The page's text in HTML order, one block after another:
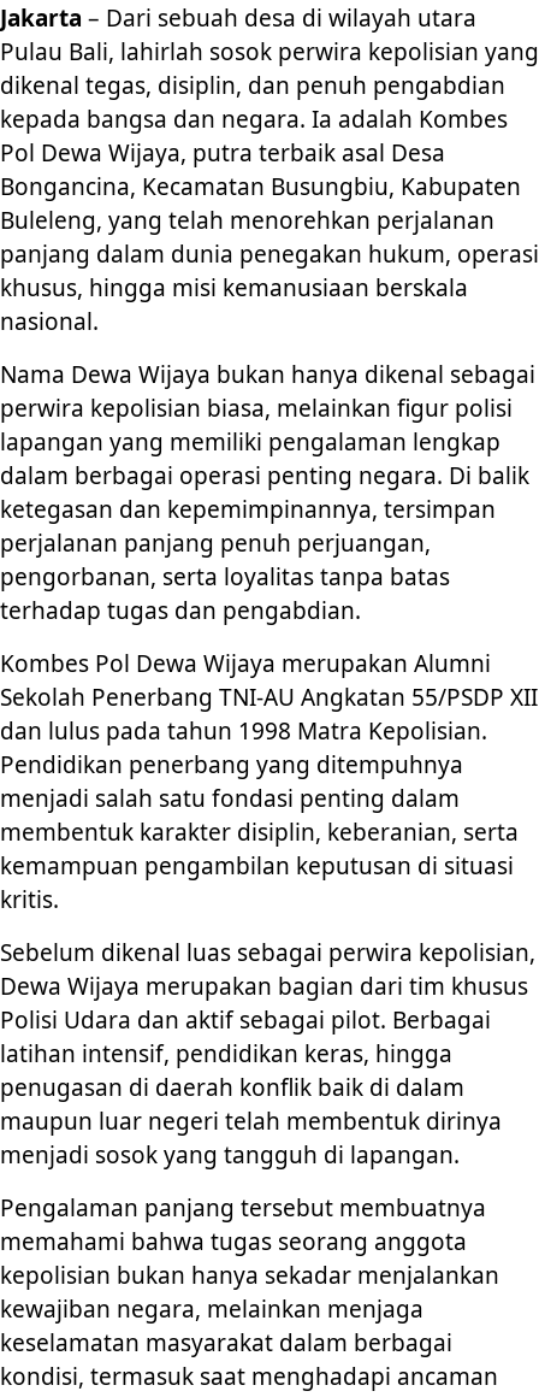
Jakarta – Dari sebuah desa di wilayah utara
Pulau Bali, lahirlah sosok perwira kepolisian yang
dikenal tegas, disiplin, dan penuh pengabdian
kepada bangsa dan negara. Ia adalah Kombes
Pol Dewa Wijaya, putra terbaik asal Desa
Bongancina, Kecamatan Busungbiu, Kabupaten
Buleleng, yang telah menorehkan perjalanan
panjang dalam dunia penegakan hukum, operasi
khusus, hingga misi kemanusiaan berskala
nasional.
Nama Dewa Wijaya bukan hanya dikenal sebagai
perwira kepolisian biasa, melainkan figur polisi
lapangan yang memiliki pengalaman lengkap
dalam berbagai operasi penting negara. Di balik
ketegasan dan kepemimpinannya, tersimpan
perjalanan panjang penuh perjuangan,
pengorbanan, serta loyalitas tanpa batas
terhadap tugas dan pengabdian.
Kombes Pol Dewa Wijaya merupakan Alumni
Sekolah Penerbang TNI-AU Angkatan 55/PSDP XII
dan lulus pada tahun 1998 Matra Kepolisian.
Pendidikan penerbang yang ditempuhnya
menjadi salah satu fondasi penting dalam
membentuk karakter disiplin, keberanian, serta
kemampuan pengambilan keputusan di situasi
kritis.
Sebelum dikenal luas sebagai perwira kepolisian,
Dewa Wijaya merupakan bagian dari tim khusus
Polisi Udara dan aktif sebagai pilot. Berbagai
latihan intensif, pendidikan keras, hingga
penugasan di daerah konflik baik di dalam
maupun luar negeri telah membentuk dirinya
menjadi sosok yang tangguh di lapangan.
Pengalaman panjang tersebut membuatnya
memahami bahwa tugas seorang anggota
kepolisian bukan hanya sekadar menjalankan
kewajiban negara, melainkan menjaga
keselamatan masyarakat dalam berbagai
kondisi, termasuk saat menghadapi ancaman